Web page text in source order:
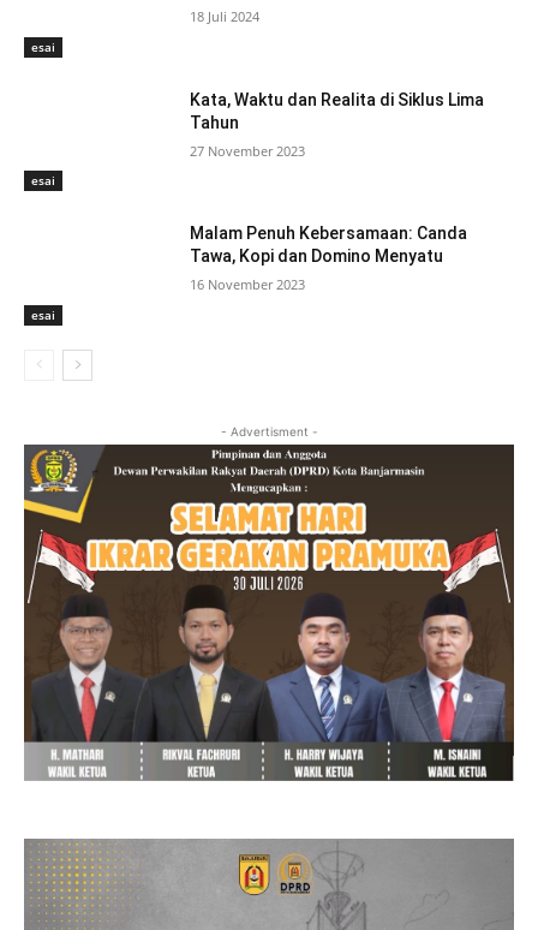
esai
18 Juli 2024
esai
Kata, Waktu dan Realita di Siklus Lima
Tahun
27 November 2023
esai
Malam Penuh Kebersamaan: Canda
Tawa, Kopi dan Domino Menyatu
16 November 2023
- Advertisment -